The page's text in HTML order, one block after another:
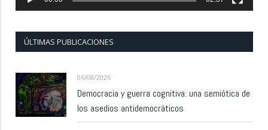
ÚLTIMAS PUBLICACIONES
06/08/2026
Democracia y guerra cognitiva: una semiótica de
los asedios antidemocráticos